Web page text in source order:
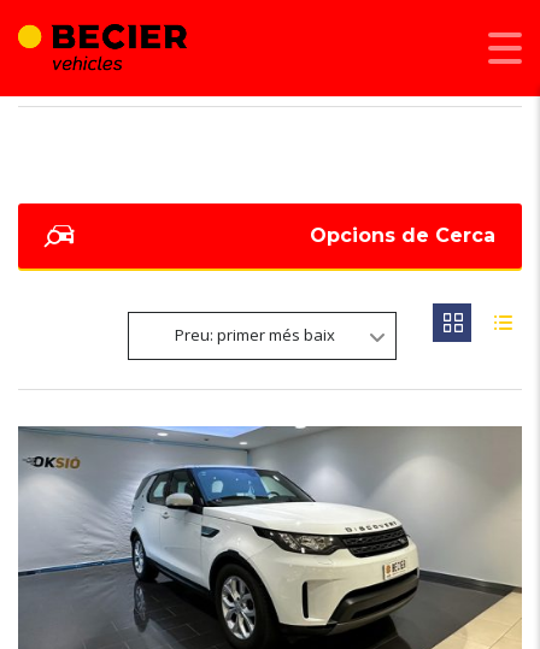
Opcions de Cerca
Preu: primer més baix
OCASIÓ